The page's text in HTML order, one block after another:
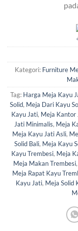
Kategori: Furniture
Tag: Harga Meja Kayu
Solid, Meja Dari Kayu
Kayu Jati, Meja Kantor
Jati Minimalis, Meja
Meja Kayu Jati Asli,
Solid Bali, Meja Kayu
Kayu Trembesi, Meja
Meja Makan Trembesi,
Meja Rapat Kayu
Kayu Jati, Meja Solid